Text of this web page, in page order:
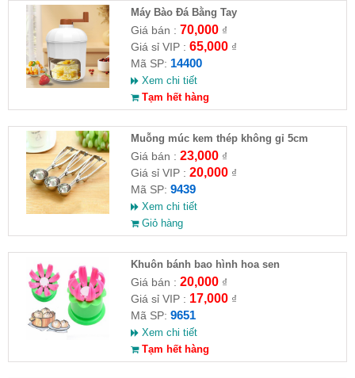
Máy Bào Đá Bằng Tay
Giá bán : 70,000₫
Giá sỉ VIP : 65,000₫
Mã SP: 14400
Xem chi tiết
Tạm hết hàng
Muỗng múc kem thép không gỉ 5cm
Giá bán : 23,000₫
Giá sỉ VIP : 20,000₫
Mã SP: 9439
Xem chi tiết
Giỏ hàng
Khuôn bánh bao hình hoa sen
Giá bán : 20,000₫
Giá sỉ VIP : 17,000₫
Mã SP: 9651
Xem chi tiết
Tạm hết hàng